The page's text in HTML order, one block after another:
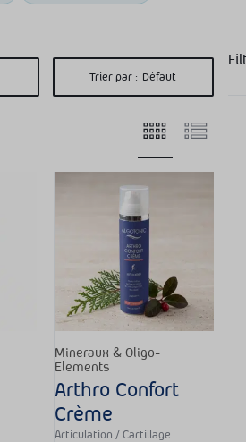
Trier par : Défaut
Mineraux & Oligo-
Elements
Arthro Confort
Crème
Articulation / Cartillage